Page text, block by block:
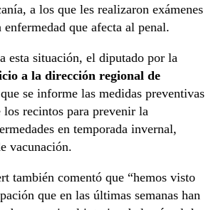
a los que les realizaron exámenes
enfermedad que afecta al penal.
esta situación, el diputado por la
a la dirección regional de
se informe las medidas preventivas
los recintos para prevenir la
en temporada invernal,
vacunación.
también comentó que “hemos visto
que en las últimas semanas han